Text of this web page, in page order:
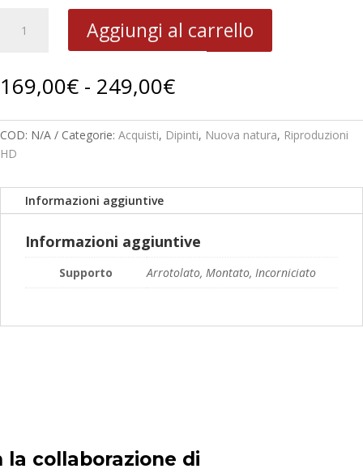
Ambiente
A
Aggiungi al carrello
169,00€ - 249,00€Fascia
di
prezzo:
da
249,00€
COD: N/A Categorie: Acquisti, Dipinti, Nuova natura, Riproduzioni
HD
Informazioni aggiuntive
Informazioni aggiuntive
Supporto Arrotolato, Montato, Incorniciato
la collaborazione di